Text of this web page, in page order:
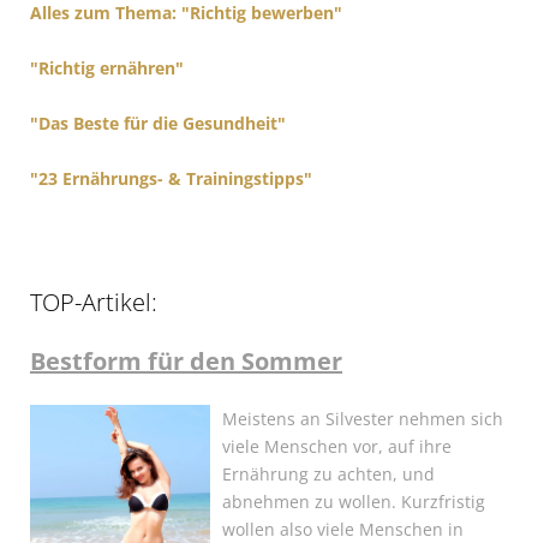
Alles zum Thema: "Richtig bewerben"
"Richtig ernähren"
"Das Beste für die Gesundheit"
"23 Ernährungs- & Trainingstipps"
TOP-Artikel:
Bestform für den Sommer
Meistens an Silvester nehmen sich
viele Menschen vor, auf ihre
Ernährung zu achten, und
abnehmen zu wollen. Kurzfristig
wollen also viele Menschen in